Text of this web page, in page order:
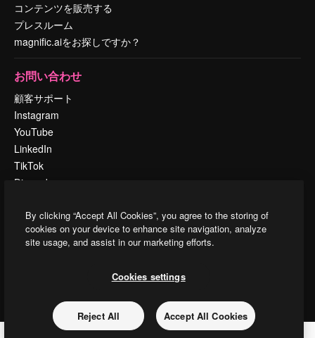
コンテンツを販売する
プレスルーム
magnific.aiをお探しですか？
お問い合わせ
顧客サポート
Instagram
YouTube
LinkedIn
TikTok
Discord
Reddit
す.
By clicking “Accept All Cookies”, you agree to the storing of
cookies on your device to enhance site navigation, analyze
site usage, and assist in our marketing efforts.
Cookies settings
Reject All Accept All Cookies